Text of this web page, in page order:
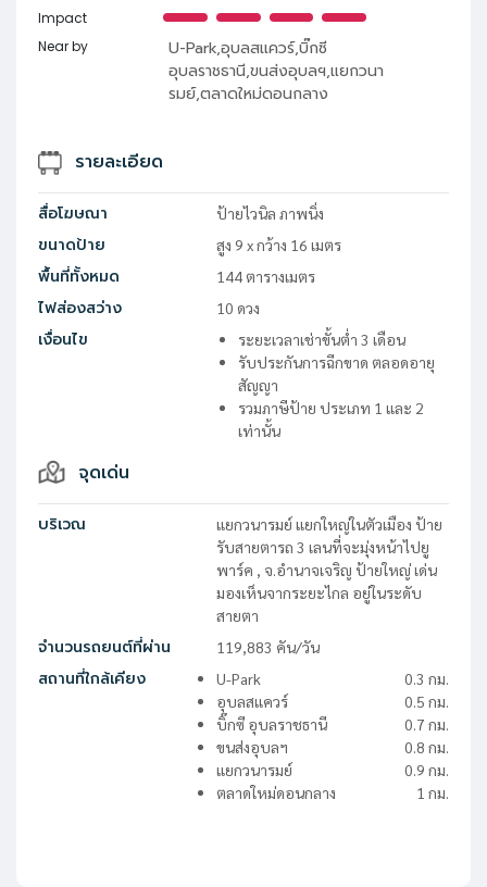
Impact
Near by
U-Park,อุบลสแควร์,บิ๊กซี
อุบลราชธานี,ขนส่งอุบลฯ,แยกวนา
รมย์,ตลาดใหม่ดอนกลาง
รายละเอียด
สื่อโฆษณา ป้ายไวนิล ภาพนิ่ง
ขนาดป้าย สูง 9 xกว้าง 16 เมตร
พื้นที่ทั้งหมด 144 ตารางเมตร
ไฟส่องสว่าง 10 ดวง
เงื่อนไข
ระยะเวลาเช่าขั้นต่ำ 3 เดือน
รับประกันการฉีกขาด ตลอดอายุ
สัญญา
รวมภาษีป้าย ประเภท 1 และ 2
เท่านั้น
จุดเด่น
บริเวณ
แยกวนารมย์ แยกใหญ่ในตัวเมือง ป้าย
รับสายตารถ 3 เลนที่จะมุ่งหน้าไปยู
พาร์ค , จ.อำนาจเจริญ ป้ายใหญ่ เด่น
มองเห็นจากระยะไกล อยู่ในระดับ
สายตา
จำนวนรถยนต์ที่ผ่าน 119,883 คัน/วัน
สถานที่ใกล้เคียง U-Park 0.3 กม.
อุบลสแควร์
0.5 กม.
บิ๊กซี อุบลราชธานี
0.7 กม.
ขนส่งอุบลฯ
0.8 กม.
แยกวนารมย์
0.9 กม.
ตลาดใหม่ดอนกลาง
1 กม.